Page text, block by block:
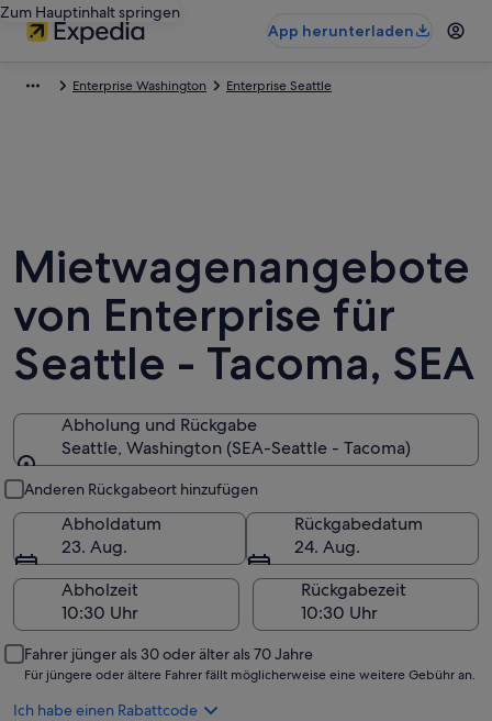
Zum Hauptinhalt springen
App herunterladen
Enterprise Washington Enterprise Seattle
Mietwagenangebote
von Enterprise für
Seattle - Tacoma, SEA
Abholung und Rückgabe
Seattle, Washington (SEA-Seattle - Tacoma)
Anderen Rückgabeort hinzufügen
Abholdatum
23. Aug.
Rückgabedatum
24. Aug.
Abholzeit
Rückgabezeit
Fahrer jünger als 30 oder älter als 70 Jahre
Für jüngere oder ältere Fahrer fällt möglicherweise eine weitere Gebühr an.
Ich habe einen Rabattcode